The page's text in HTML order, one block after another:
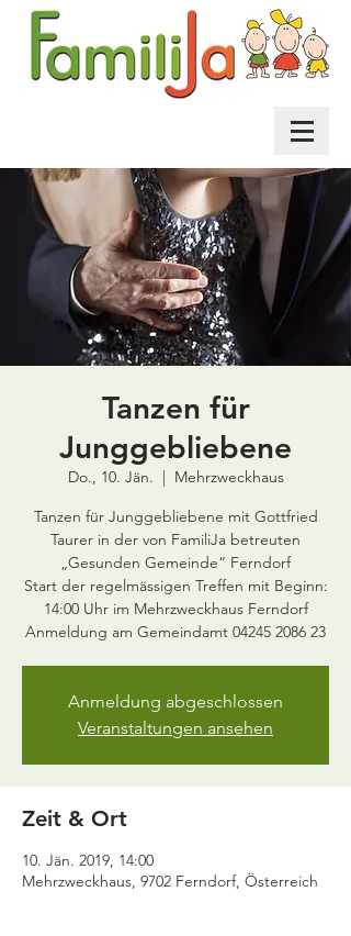
Tanzen für
Junggebliebene
Do., 10. Jän.
  |
Mehrzweckhaus
Tanzen für Junggebliebene mit Gottfried
Taurer in der von FamiliJa betreuten
„Gesunden Gemeinde“ Ferndorf
Start der regelmässigen Treffen mit Beginn:
14:00 Uhr im Mehrzweckhaus Ferndorf
Anmeldung am Gemeindamt 04245 2086 23
Anmeldung abgeschlossen
Veranstaltungen ansehen
Zeit & Ort
10. Jän. 2019, 14:00
Mehrzweckhaus, 9702 Ferndorf, Österreich